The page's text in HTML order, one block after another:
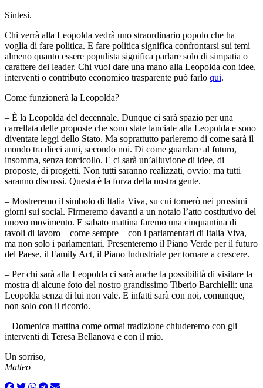
Sintesi.
Chi verrà alla Leopolda vedrà uno straordinario popolo che ha
voglia di fare politica. E fare politica significa confrontarsi sui temi
almeno quanto essere populista significa parlare solo di simpatia o
carattere dei leader. Chi vuol dare una mano alla Leopolda con idee,
interventi o contributo economico trasparente può farlo qui.
Come funzionerà la Leopolda?
– È la Leopolda del decennale. Dunque ci sarà spazio per una
carrellata delle proposte che sono state lanciate alla Leopolda e sono
diventate leggi dello Stato. Ma soprattutto parleremo di come sarà il
mondo tra dieci anni, secondo noi. Di come guardare al futuro,
insomma, senza torcicollo. E ci sarà un’alluvione di idee, di
proposte, di progetti. Non tutti saranno realizzati, ovvio: ma tutti
saranno discussi. Questa è la forza della nostra gente.
– Mostreremo il simbolo di Italia Viva, su cui tornerò nei prossimi
giorni sui social. Firmeremo davanti a un notaio l’atto costitutivo del
nuovo movimento. E sabato mattina faremo una cinquantina di
tavoli di lavoro – come sempre – con i parlamentari di Italia Viva,
ma non solo i parlamentari. Presenteremo il Piano Verde per il futuro
del Paese, il Family Act, il Piano Industriale per tornare a crescere.
– Per chi sarà alla Leopolda ci sarà anche la possibilità di visitare la
mostra di alcune foto del nostro grandissimo Tiberio Barchielli: una
Leopolda senza di lui non vale. E infatti sarà con noi, comunque,
non solo con il ricordo.
– Domenica mattina come ormai tradizione chiuderemo con gli
interventi di Teresa Bellanova e con il mio.
Un sorriso,
Matteo